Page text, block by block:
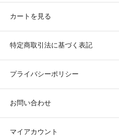
カートを見る
特定商取引法に基づく表記
プライバシーポリシー
お問い合わせ
マイアカウント